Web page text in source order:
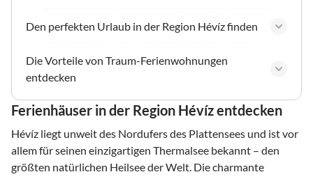
Den perfekten Urlaub in der Region Hévíz finden
Die Vorteile von Traum-Ferienwohnungen
entdecken
Ferienhäuser in der Region Hévíz entdecken
Hévíz liegt unweit des Nordufers des Plattensees und ist vor
allem für seinen einzigartigen Thermalsee bekannt – den
größten natürlichen Heilsee der Welt. Die charmante